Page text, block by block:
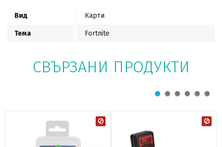
Вид Карти
Тема Fortnite
СВЪРЗАНИ ПРОДУКТИ